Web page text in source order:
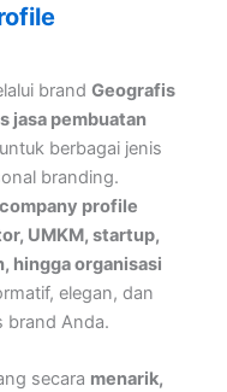
brand Geografis
jasa pembuatan
untuk berbagai jenis
branding.
company profile
UMKM, startup,
hingga organisasi
elegan, dan
brand Anda.
secara menarik,